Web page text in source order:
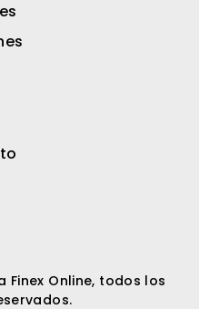
Finex Online, todos los